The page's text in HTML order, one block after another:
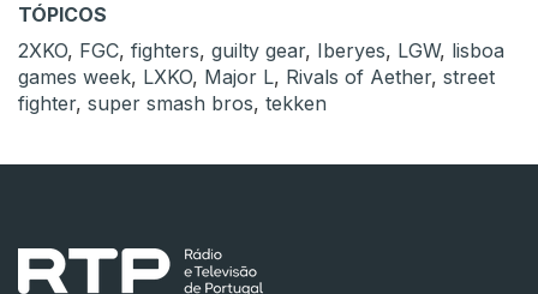
TÓPICOS
2XKO, FGC, fighters, guilty gear, Iberyes, LGW, lisboa
games week, LXKO, Major L, Rivals of Aether, street
fighter, super smash bros, tekken